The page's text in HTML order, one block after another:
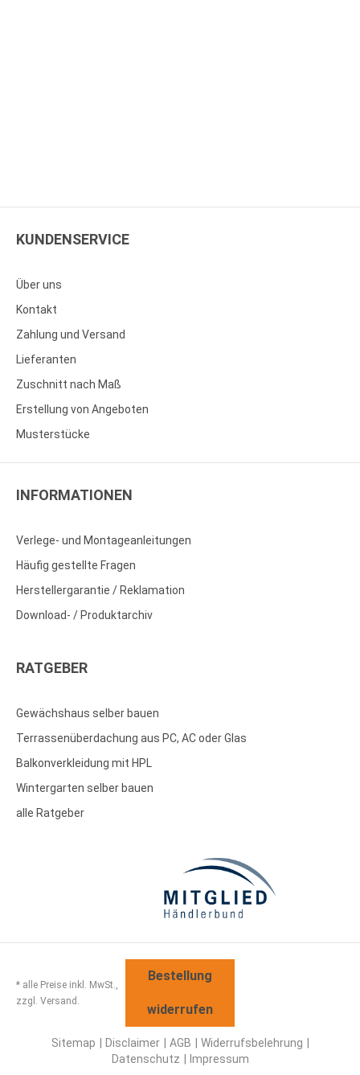
KUNDENSERVICE
Über uns
Kontakt
Zahlung und Versand
Lieferanten
Zuschnitt nach Maß
Erstellung von Angeboten
Musterstücke
INFORMATIONEN
Verlege- und Montageanleitungen
Häufig gestellte Fragen
Herstellergarantie / Reklamation
Download- / Produktarchiv
RATGEBER
Gewächshaus selber bauen
Terrassenüberdachung aus PC, AC oder Glas
Balkonverkleidung mit HPL
Wintergarten selber bauen
alle Ratgeber
* alle Preise inkl. MwSt.,
zzgl. Versand.
Bestellung
widerrufen
Sitemap Disclaimer AGB
Widerrufsbelehrung
Datenschutz
Impressum